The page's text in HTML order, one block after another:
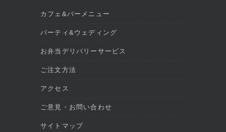
カフェ&バーメニュー
パーティ&ウェディング
お弁当デリバリーサービス
ご注文方法
アクセス
ご意見・お問い合わせ
サイトマップ